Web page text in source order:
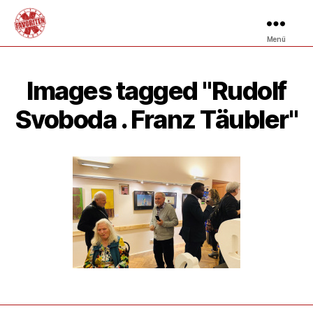
Menü
Images tagged "Rudolf
Svoboda . Franz Täubler"